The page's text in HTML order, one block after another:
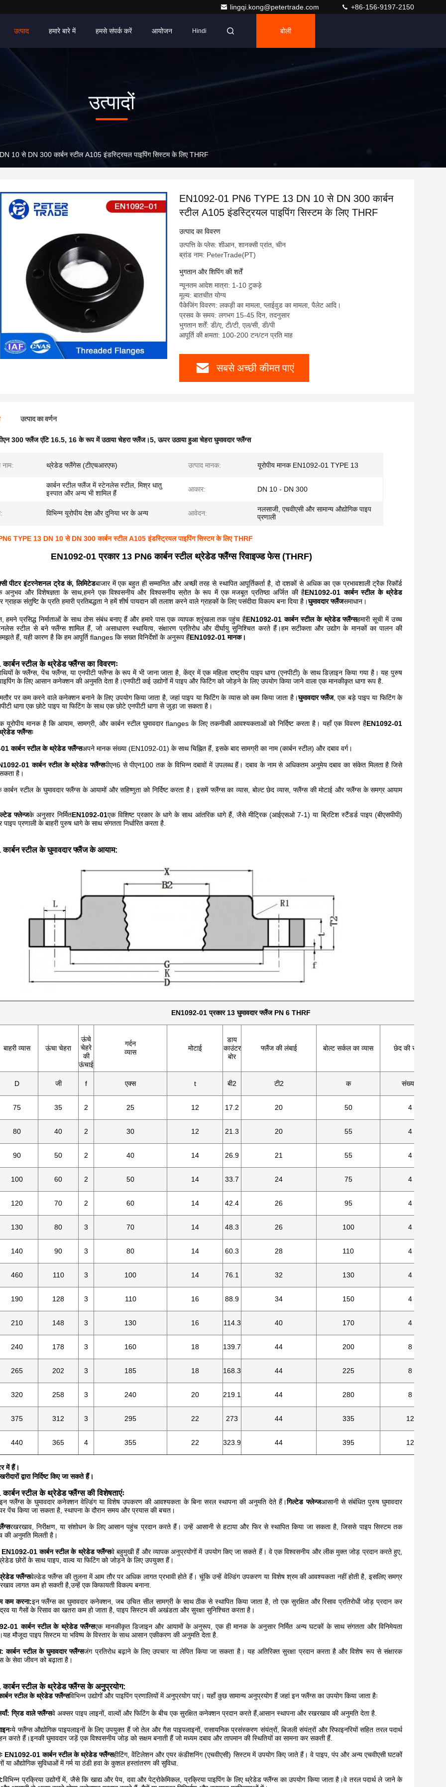
lingqi.kong@petertrade.com +86-156-9197-2150
उत्पाद हमारे बारे में हमसे संपर्क करें आयोजन Hindi बोली
उत्पादों
10 से DN 300 कार्बन स्टील A105 इंडस्ट्रियल पाइपिंग सिस्टम के लिए THRF
EN1092-01 PN6 TYPE 13 DN 10 से DN 300 कार्बन
स्टील A105 इंडस्ट्रियल पाइपिंग सिस्टम के लिए THRF
उत्पाद का विवरण
उत्पत्ति के प्लेस: शीआन, शानक्सी प्रांत, चीन
ब्रांड नाम: PeterTrade(PT)
भुगतान और शिपिंग की शर्तें
न्यूनतम आदेश मात्रा: 1-10 टुकड़े
मूल्य: बातचीत योग्य
पैकेजिंग विवरण: लकड़ी का मामला, प्लाईवुड का मामला, पैलेट आदि।
प्रसव के समय: लगभग 15-45 दिन, तदनुसार
भुगतान शर्तें: डी/ए, टी/टी, एल/सी, डी/पी
आपूर्ति की क्षमता: 100-200 टन/टन प्रति माह
सबसे अच्छी कीमत पाएं
उत्पाद का वर्णन
300 फ्लैंज एंटि 16.5, 16 के रूप में उठाया चेहरा फ्लैंज।5,ऊपर उठाया हुआ चेहरा घुमावदार फ्लैंग्स
नाम: थ्रेडेड फ्लैंगेस (टीएचआरएफ) उत्पाद मानक: यूरोपीय मानक EN1092-01 TYPE 13
कार्बन स्टील फ्लैंज में स्टेनलेस स्टील, मिश्र धातु
इस्पात और अन्य भी शामिल हैं
आकार: DN 10 - DN 300
विभिन्न यूरोपीय देश और दुनिया भर के अन्य आवेदन:
नलसाजी, एचवीएसी और सामान्य औद्योगिक पाइप
प्रणाली
TYPE 13 DN 10 से DN 300 कार्बन स्टील A105 इंडस्ट्रियल पाइपिंग सिस्टम के लिए THRF
EN1092-01 प्रकार 13 PN6 कार्बन स्टील थ्रेडेड फ्लैंग्स रिवाइज्ड फेस (THRF)
पीटर इंटरनेशनल ट्रेड कं, लिमिटेडबाजार में एक बहुत ही सम्मानित और अच्छी तरह से स्थापित आपूर्तिकर्ता है, दो दशकों से अधिक का एक प्रभावशाली ट्रैक रिकॉर्ड
अनुभव और विशेषज्ञता के साथ,हमने एक विश्वसनीय और विश्वसनीय स्रोत के रूप में एक मजबूत प्रतिष्ठा अर्जित की हैEN1092-01 कार्बन स्टील के थ्रेडेड
ग्राहक संतुष्टि के प्रति हमारी प्रतिबद्धता ने हमें शीर्ष पायदान की तलाश करने वाले ग्राहकों के लिए पसंदीदा विकल्प बना दिया है।घुमावदार फ्लैंजसमाधान।
हमने प्रसिद्ध निर्माताओं के साथ ठोस संबंध बनाए हैं और हमारे पास एक व्यापक श्रृंखला तक पहुंच हैEN1092-01 कार्बन स्टील के थ्रेडेड फ्लैंग्सहमारी सूची में उच्च
स्टील से बने फ्लैंग्स शामिल हैं, जो असाधारण स्थायित्व, संक्षारण प्रतिरोध और दीर्घायु सुनिश्चित करते हैं।हम सटीकता और उद्योग के मानकों का पालन की
हैं, यही कारण है कि हम आपूर्ति flanges कि सख्त विनिर्देशों के अनुरूप हैंEN1092-01 मानक।
स्टील के थ्रेडेड फ्लैंग्स का विवरणः
के फ्लैंग्स, पेंच फ्लैंग्स, या एनपीटी फ्लैंग्स के रूप में भी जाना जाता है, केंद्र में एक महिला राष्ट्रीय पाइप धागा (एनपीटी) के साथ डिज़ाइन किया गया है। यह पुरुष
के लिए आसान कनेक्शन की अनुमति देता है।एनपीटी कई उद्योगों में पाइप और फिटिंग को जोड़ने के लिए उपयोग किया जाने वाला एक मानकीकृत धागा रूप है.
पर कम करने वाले कनेक्शन बनाने के लिए उपयोग किया जाता है, जहां पाइप या फिटिंग के व्यास को कम किया जाता है।घुमावदार फ्लैंज, एक बड़े पाइप या फिटिंग के
धागा एक छोटे पाइप या फिटिंग के साथ एक छोटे एनपीटी धागा से जुड़ा जा सकता है।
यूरोपीय मानक है कि आयाम, सामग्री, और कार्बन स्टील घुमावदार flanges के लिए तकनीकी आवश्यकताओं को निर्दिष्ट करता है। यहाँ एक विवरण हैEN1092-01
फ्लैंग्सः
कार्बन स्टील के थ्रेडेड फ्लैंग्सअपने मानक संख्या (EN1092-01) के साथ चिह्नित हैं, इसके बाद सामग्री का नाम (कार्बन स्टील) और दबाव वर्ग।
01 कार्बन स्टील के थ्रेडेड फ्लैंग्सपीएन6 से पीएन100 तक के विभिन्न दबावों में उपलब्ध हैं। दबाव के नाम से अधिकतम अनुमेय दबाव का संकेत मिलता है जिसे
है।
कार्बन स्टील के घुमावदार फ्लैंग्स के आयामों और सहिष्णुता को निर्दिष्ट करता है। इसमें फ्लैंग्स का व्यास, बोल्ट छेद व्यास, फ्लैंग्स की मोटाई और फ्लैंग्स के समग्र आयाम
फ्लेन्जके अनुसार निर्मितEN1092-01एक विशिष्ट प्रकार के धागे के साथ आंतरिक धागे हैं, जैसे मीट्रिक (आईएसओ 7-1) या ब्रिटिश स्टैंडर्ड पाइप (बीएसपीपी)
पाइप प्रणाली के बाहरी पुरुष धागे के साथ संगतता निर्धारित करता है.
स्टील के घुमावदार फ्लैंज के आयाम:
EN1092-01 प्रकार 13 घुमावदार फ्लैंज PN 6 THRF
बाहरी व्यास ऊंचा चेहरा
ऊंचे
चेहरे
की
ऊंचाई
गर्दन
व्यास
मोटाई
डाय
काउंटर
बोर
फ्लैंज की लंबाई बोल्ट सर्कल का व्यास छेद की संख्या
D जी f एक्स t बी2 टी2 क संख्याएँ
75 35 2 25 12 17.2 20 50 4
80 40 2 30 12 21.3 20 55 4
90 50 2 40 14 26.9 21 55 4
100 60 2 50 14 33.7 24 75 4
120 70 2 60 14 42.4 26 95 4
130 80 3 70 14 48.3 26 100 4
140 90 3 80 14 60.3 28 110 4
460 110 3 100 14 76.1 32 130 4
190 128 3 110 16 88.9 34 150 4
210 148 3 130 16 114.3 40 170 4
240 178 3 160 18 139.7 44 200 8
265 202 3 185 18 168.3 44 225 8
320 258 3 240 20 219.1 44 280 8
375 312 3 295 22 273 44 335 12
440 365 4 355 22 323.9 44 395 12
में हैं।
द्वारा निर्दिष्ट किए जा सकते हैं।
स्टील के थ्रेडेड फ्लैंग्स की विशेषताएंः
इन फ्लैंग्स के घुमावदार कनेक्शन वेल्डिंग या विशेष उपकरण की आवश्यकता के बिना सरल स्थापना की अनुमति देते हैं।गिल्टेड फ्लेन्जआसानी से संबंधित पुरुष घुमावदार
पर पेंच किया जा सकता है, स्थापना के दौरान समय और प्रयास की बचत।
रखरखाव, निरीक्षण, या संशोधन के लिए आसान पहुंच प्रदान करते हैं। उन्हें आसानी से हटाया और फिर से स्थापित किया जा सकता है, जिससे पाइप सिस्टम तक
की अनुमति मिलती है।
EN1092-01 कार्बन स्टील के थ्रेडेड फ्लैंग्सवे बहुमुखी हैं और व्यापक अनुप्रयोगों में उपयोग किए जा सकते हैं। वे एक विश्वसनीय और लीक मुक्त जोड़ प्रदान करते हुए,
छोरों के साथ पाइप, वाल्व या फिटिंग को जोड़ने के लिए उपयुक्त हैं।
फ्लैंग्सवेल्डेड फ्लैंग्स की तुलना में आम तौर पर अधिक लागत प्रभावी होते हैं। चूंकि उन्हें वेल्डिंग उपकरण या विशेष श्रम की आवश्यकता नहीं होती है, इसलिए समग्र
लागत कम हो सकती है,उन्हें एक किफायती विकल्प बनाना.
कम करना:इन फ्लैंग्स का घुमावदार कनेक्शन, जब उचित सील सामग्री के साथ ठीक से स्थापित किया जाता है, तो एक सुरक्षित और रिसाव प्रतिरोधी जोड़ प्रदान कर
या गैसों के रिसाव का खतरा कम हो जाता है, पाइप सिस्टम की अखंडता और सुरक्षा सुनिश्चित करता है।
01 कार्बन स्टील के थ्रेडेड फ्लैंग्सएक मानकीकृत डिजाइन और आयामों के अनुरूप, एक ही मानक के अनुसार निर्मित अन्य घटकों के साथ संगतता और विनिमेयता
मौजूदा पाइप सिस्टम या भविष्य के विस्तार के साथ आसान एकीकरण की अनुमति देता है.
कार्बन स्टील के घुमावदार फ्लैंग्सजंग प्रतिरोध बढ़ाने के लिए उपचार या लेपित किया जा सकता है। यह अतिरिक्त सुरक्षा प्रदान करता है और विशेष रूप से संक्षारक
के सेवा जीवन को बढ़ाता है।
स्टील के थ्रेडेड फ्लैंग्स के अनुप्रयोग:
स्टील के थ्रेडेड फ्लैंग्सविभिन्न उद्योगों और पाइपिंग प्रणालियों में अनुप्रयोग पाएं। यहाँ कुछ सामान्य अनुप्रयोग हैं जहां इन फ्लैंग्स का उपयोग किया जाता हैः
ग्रिड वाले फ्लैंग्सवे अक्सर पाइप लाइनों, वाल्वों और फिटिंग के बीच एक सुरक्षित कनेक्शन प्रदान करते हैं,आसान स्थापना और रखरखाव की अनुमति देता है.
ये फ्लैंग्स औद्योगिक पाइपलाइनों के लिए उपयुक्त हैं जो तेल और गैस पाइपलाइनों, रासायनिक प्रसंस्करण संयंत्रों, बिजली संयंत्रों और रिफाइनरियों सहित तरल पदार्थ
करते हैं।इनकी घुमावदार जड़ें एक विश्वसनीय जोड़ को सक्षम बनाती हैं जो मध्यम दबाव और तापमान की स्थितियों का सामना कर सकती हैं.
EN1092-01 कार्बन स्टील के थ्रेडेड फ्लैंग्सहीटिंग, वेंटिलेशन और एयर कंडीशनिंग (एचवीएसी) सिस्टम में उपयोग किए जाते हैं। वे पाइप, पंप और अन्य एचवीएसी घटकों
या औद्योगिक सुविधाओं में गर्म या ठंडी हवा के कुशल हस्तांतरण की सुविधा.
विभिन्न प्रक्रिया उद्योगों में, जैसे कि खाद्य और पेय, दवा और पेट्रोकेमिकल, प्रक्रिया पाइपिंग के लिए थ्रेडेड फ्लैंग्स का उपयोग किया जाता है।वे तरल पदार्थ ले जाने के